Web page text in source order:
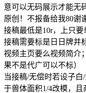
意可以无码展示才能无
原创！不报备给我80
接稿最低是10r，上只
接稿需要标是日日牌并
视频主页要么视频简介
果不是代广可以不标）
当接稿/无偿时若设子
于兽体面积1/4改模，